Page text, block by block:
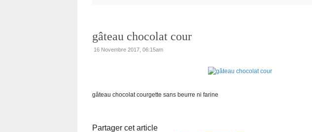
gâteau chocolat cour
16 Novembre 2017, 06:15am
gâteau chocolat courgette sans beurre ni farine
Partager cet article